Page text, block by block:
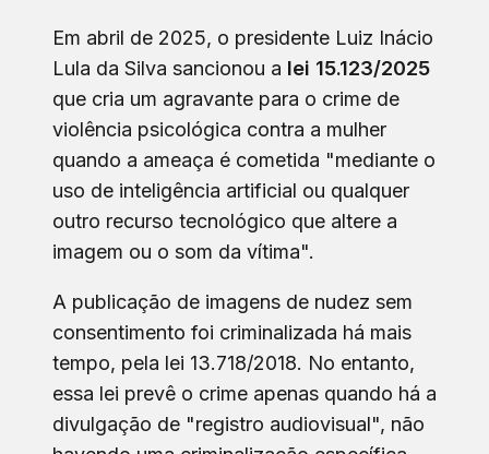
Em abril de 2025, o presidente Luiz Inácio
Lula da Silva sancionou a lei 15.123/2025
que cria um agravante para o crime de
violência psicológica contra a mulher
quando a ameaça é cometida "mediante o
uso de inteligência artificial ou qualquer
outro recurso tecnológico que altere a
imagem ou o som da vítima".
A publicação de imagens de nudez sem
consentimento foi criminalizada há mais
tempo, pela lei 13.718/2018. No entanto,
essa lei prevê o crime apenas quando há a
divulgação de "registro audiovisual", não